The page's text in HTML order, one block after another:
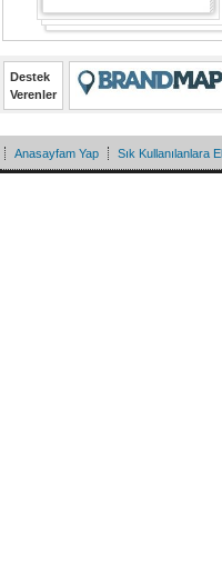
Destek
Verenler
Anasayfam Yap Sık Kullanılanlara